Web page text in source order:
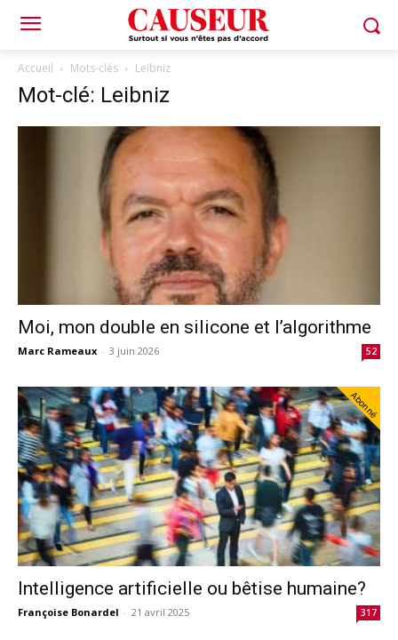
Accueil Mots-clés Leibniz
Mot-clé: Leibniz
Moi, mon double en silicone et l’algorithme
Marc Rameaux - 3 juin 2026 52
Abonné
Intelligence artificielle ou bêtise humaine?
Françoise Bonardel - 21 avril 2025 317